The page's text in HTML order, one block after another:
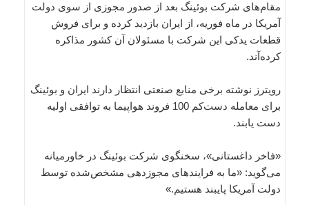
مقام‌های شرکت بوئینگ بعد از صدور مجوزی از سوی دولت
آمریکا در ماه فوریه، از ایران بازدید کرده و برای فروش
قطعات یدکی این شرکت با مسئولان آن کشور مذاکره
کرده‌آند.
رویترز نوشته برخی منابع صنعتی انتظار دارند ایران و بوئینگ
برای معامله دست‌کم 100 فروند هواپیما به توافقی اولیه
دست یابند.
«فاخر داغستانی»، سخنگوی شرکت‌ بوئینگ در خاورمیانه
می‌گوید: «ما به فرایندهای مجوزدهی مشخص‌شده توسط
دولت آمریکا پایبند هستیم.»